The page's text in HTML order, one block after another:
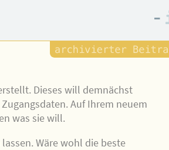
–
Dieses will demnächst
Auf Ihrem neuem
was sie will.
Wäre wohl die beste